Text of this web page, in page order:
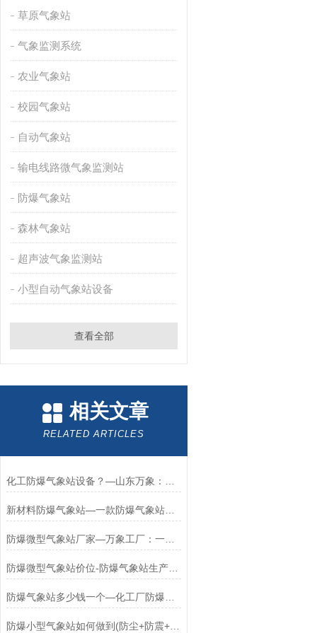
草原气象站
气象监测系统
农业气象站
校园气象站
自动气象站
输电线路微气象监测站
防爆气象站
森林气象站
超声波气象监测站
小型自动气象站设备
查看全部
相关文章
RELATED ARTICLES
新材料防爆气象站—一款防爆气象站型号规格特别齐全的产品#（万象+包邮）
防爆微型气象站厂家—万象工厂：一个靠谱的防爆气象站系统厂家#（包邮+）
防爆微型气象站价位-防爆气象站生产报价看这里#（万象+2024）
防爆小型气象站如何做到(防尘+防震+防水+防爆+防腐)/万象厂家